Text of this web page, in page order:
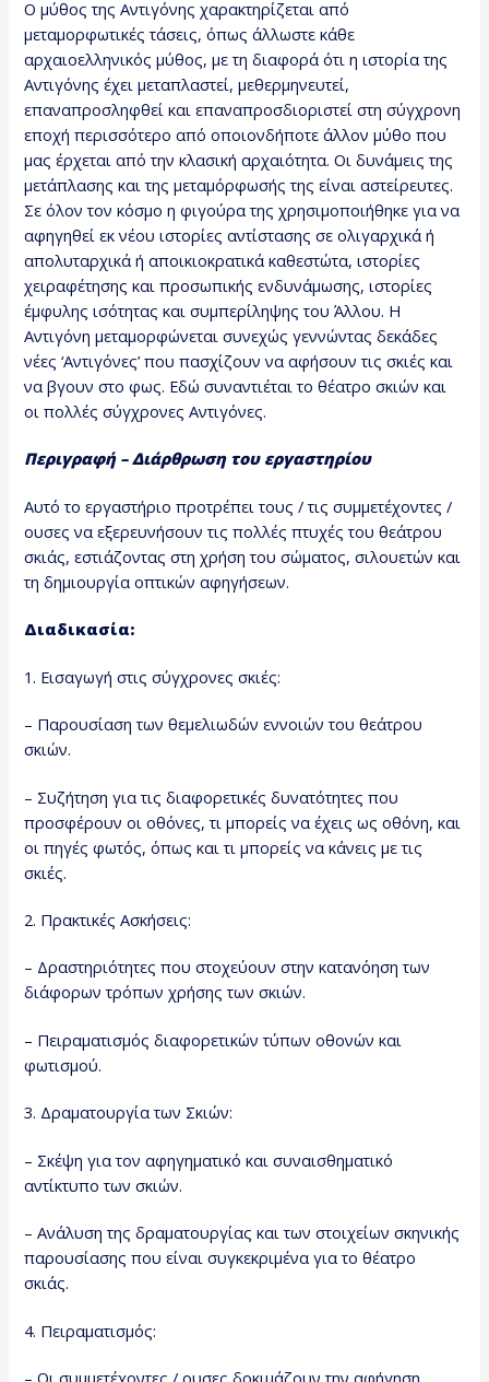
Ο μύθος της Αντιγόνης χαρακτηρίζεται από
μεταμορφωτικές τάσεις, όπως άλλωστε κάθε
αρχαιοελληνικός μύθος, με τη διαφορά ότι η ιστορία της
Αντιγόνης έχει μεταπλαστεί, μεθερμηνευτεί,
επαναπροσληφθεί και επαναπροσδιοριστεί στη σύγχρονη
εποχή περισσότερο από οποιονδήποτε άλλον μύθο που
μας έρχεται από την κλασική αρχαιότητα. Οι δυνάμεις της
μετάπλασης και της μεταμόρφωσής της είναι αστείρευτες.
Σε όλον τον κόσμο η φιγούρα της χρησιμοποιήθηκε για να
αφηγηθεί εκ νέου ιστορίες αντίστασης σε ολιγαρχικά ή
απολυταρχικά ή αποικιοκρατικά καθεστώτα, ιστορίες
χειραφέτησης και προσωπικής ενδυνάμωσης, ιστορίες
έμφυλης ισότητας και συμπερίληψης του Άλλου. Η
Αντιγόνη μεταμορφώνεται συνεχώς γεννώντας δεκάδες
νέες ‘Αντιγόνες’ που πασχίζουν να αφήσουν τις σκιές και
να βγουν στο φως. Εδώ συναντιέται το θέατρο σκιών και
οι πολλές σύγχρονες Αντιγόνες.
Περιγραφή – Διάρθρωση του εργαστηρίου
Αυτό το εργαστήριο προτρέπει τους / τις συμμετέχοντες /
ουσες να εξερευνήσουν τις πολλές πτυχές του θεάτρου
σκιάς, εστιάζοντας στη χρήση του σώματος, σιλουετών και
τη δημιουργία οπτικών αφηγήσεων.
Διαδικασία:
1. Εισαγωγή στις σύγχρονες σκιές:
– Παρουσίαση των θεμελιωδών εννοιών του θεάτρου
σκιών.
– Συζήτηση για τις διαφορετικές δυνατότητες που
προσφέρουν οι οθόνες, τι μπορείς να έχεις ως οθόνη, και
οι πηγές φωτός, όπως και τι μπορείς να κάνεις με τις
σκιές.
2. Πρακτικές Ασκήσεις:
– Δραστηριότητες που στοχεύουν στην κατανόηση των
διάφορων τρόπων χρήσης των σκιών.
– Πειραματισμός διαφορετικών τύπων οθονών και
φωτισμού.
3. Δραματουργία των Σκιών:
– Σκέψη για τον αφηγηματικό και συναισθηματικό
αντίκτυπο των σκιών.
– Ανάλυση της δραματουργίας και των στοιχείων σκηνικής
παρουσίασης που είναι συγκεκριμένα για το θέατρο
σκιάς.
4. Πειραματισμός:
– Οι συμμετέχοντες / ουσες δοκιμάζουν την αφήγηση